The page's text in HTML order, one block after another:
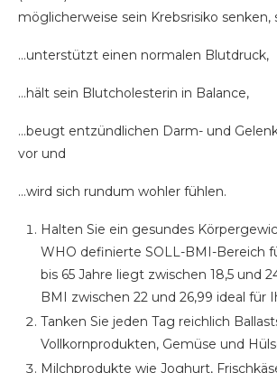
möglicherweise sein Krebsrisiko senken,
…unterstützt einen normalen Blutdruck,
…hält sein Blutcholesterin in Balance,
…beugt entzündlichen Darm- und
vor und
…wird sich rundum wohler fühlen.
Halten Sie ein gesundes
WHO definierte SOLL-BMI-Bereich
bis 65 Jahre liegt zwischen 18,5 und
BMI zwischen 22 und 26,99 ideal für
Tanken Sie jeden Tag reichlich
Vollkornprodukten, Gemüse und
Milchprodukte wie Joghurt,